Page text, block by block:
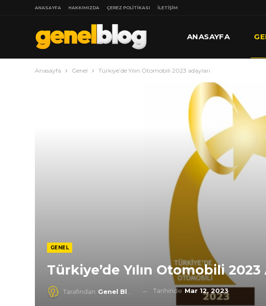
ANASAYFA HAKKIMIZDA ÇEREZ POLITIKASI İLETIŞIM
ANASAYFA
Anasayfa Genel Türkiye’de Yılın Otomobili 2023 adayları
GENEL
Türkiye’de Yılın Otomobili 2023
Tarafından Genel Blog Tarihinde Mar 12, 2023